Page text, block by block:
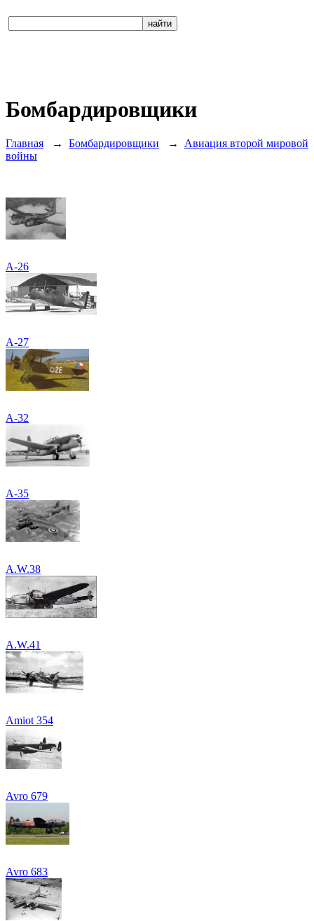
Бомбардировщики
Главная → Бомбардировщики → Авиация второй мировой
войны
A-26
A-27
A-32
A-35
A.W.38
A.W.41
Amiot 354
Avro 679
Avrо 683